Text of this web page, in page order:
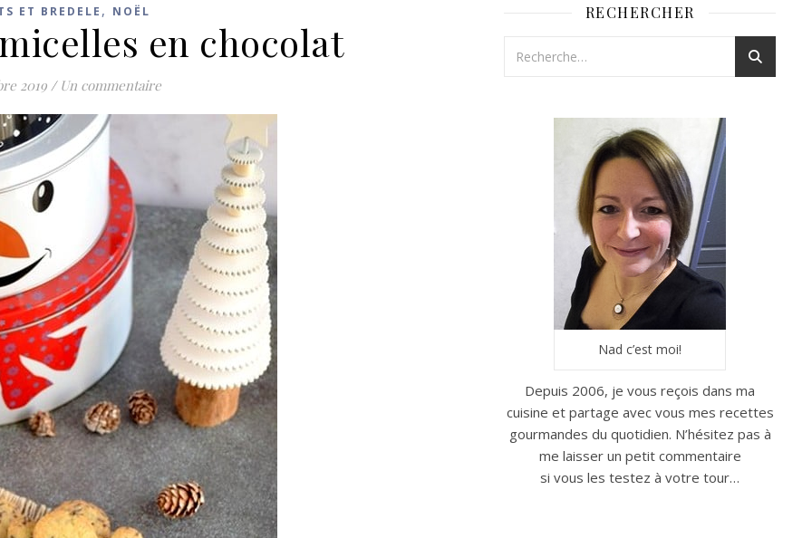
ET BREDELE , NOËL
en chocolat
2019 / Un commentaire
RECHERCHER
Nad c’est moi!
Depuis 2006, je vous reçois dans ma
cuisine et partage avec vous mes recettes
gourmandes du quotidien. N’hésitez pas à
me laisser un petit commentaire
si vous les testez à votre tour…